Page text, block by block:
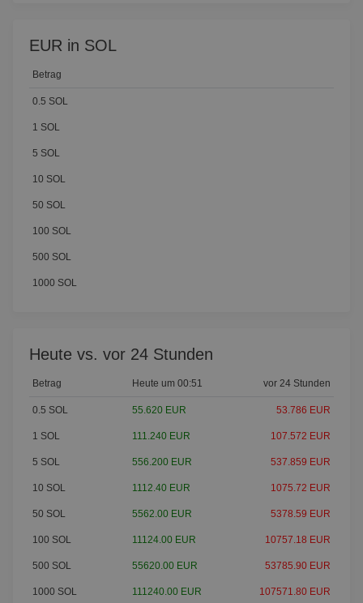
EUR in SOL
Betrag
0.5 SOL
1 SOL
5 SOL
10 SOL
50 SOL
100 SOL
500 SOL
1000 SOL
Heute vs. vor 24 Stunden
Betrag Heute um 00:51 vor 24 Stunden
0.5 SOL 55.620 EUR 53.786 EUR
1 SOL 111.240 EUR 107.572 EUR
5 SOL 556.200 EUR 537.859 EUR
10 SOL 1112.40 EUR 1075.72 EUR
50 SOL 5562.00 EUR 5378.59 EUR
100 SOL 11124.00 EUR 10757.18 EUR
500 SOL 55620.00 EUR 53785.90 EUR
1000 SOL 111240.00 EUR 107571.80 EUR